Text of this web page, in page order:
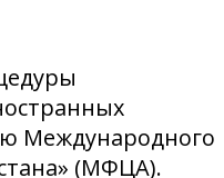
Международного
(МФЦА).